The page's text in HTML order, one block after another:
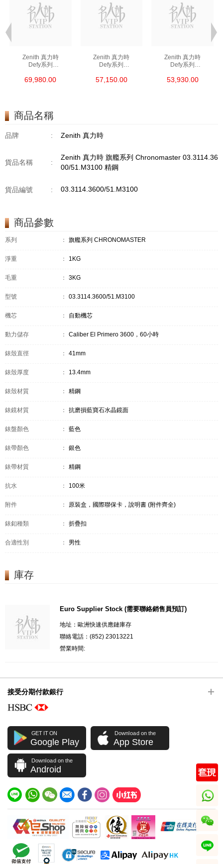
Zenith 真力時
Defy系列
精鋼
69,980.00
Zenith 真力時
Defy系列
精鋼
57,150.00
Zenith 真力時
Defy系列
精鋼
53,930.00
商品名稱
品牌 : Zenith 真力時
貨品名稱 :
Zenith 真力時 旗艦系列 Chronomaster 03.3114.36
00/51.M3100 精鋼
貨品編號 : 03.3114.3600/51.M3100
商品參數
系列 ： 旗艦系列 CHRONOMASTER
淨重 ： 1KG
毛重 ： 3KG
型號 ： 03.3114.3600/51.M3100
機芯 ： 自動機芯
動力儲存 ： Caliber El Primero 3600，60小時
錶殼直徑 ： 41mm
錶殼厚度 ： 13.4mm
錶殼材質 ： 精鋼
錶鏡材質 ： 抗磨損藍寶石水晶鏡面
錶盤顏色 ： 藍色
錶帶顏色 ： 銀色
錶帶材質 ： 精鋼
抗水 ： 100米
附件 ： 原裝盒，國際聯保卡，說明書 (附件齊全)
錶釦種類 ： 折疊扣
合適性別 ： 男性
庫存
Euro Supplier Stock (需要聯絡銷售員預訂)
地址：歐洲快速供應鏈庫存
聯絡電話：(852) 23013221
營業時間:
接受分期付款銀行
GET IT ON
Google Play
Download on the
App Store
Download on the
Android
whatsapp